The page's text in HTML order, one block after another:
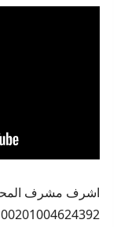
00201004624392 /00201224321055 /